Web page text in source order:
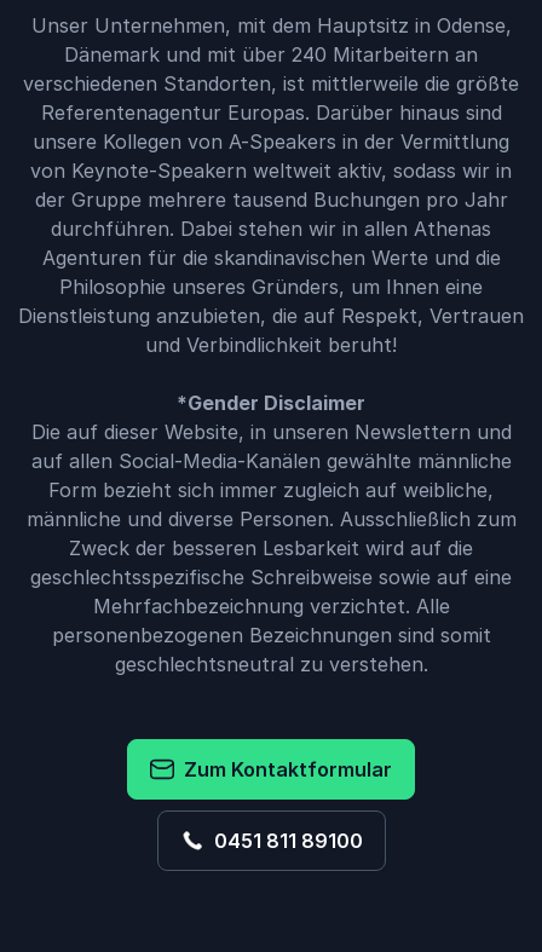
Unser Unternehmen, mit dem Hauptsitz in Odense,
Dänemark und mit über 240 Mitarbeitern an
verschiedenen Standorten, ist mittlerweile die größte
Referentenagentur Europas. Darüber hinaus sind
unsere Kollegen von A-Speakers in der Vermittlung
von Keynote-Speakern weltweit aktiv, sodass wir in
der Gruppe mehrere tausend Buchungen pro Jahr
durchführen. Dabei stehen wir in allen Athenas
Agenturen für die skandinavischen Werte und die
Philosophie unseres Gründers, um Ihnen eine
Dienstleistung anzubieten, die auf Respekt, Vertrauen
und Verbindlichkeit beruht!
*Gender Disclaimer
Die auf dieser Website, in unseren Newslettern und
auf allen Social-Media-Kanälen gewählte männliche
Form bezieht sich immer zugleich auf weibliche,
männliche und diverse Personen. Ausschließlich zum
Zweck der besseren Lesbarkeit wird auf die
geschlechtsspezifische Schreibweise sowie auf eine
Mehrfachbezeichnung verzichtet. Alle
personenbezogenen Bezeichnungen sind somit
geschlechtsneutral zu verstehen.
Zum Kontaktformular
0451 811 89100